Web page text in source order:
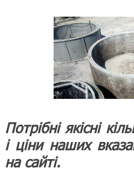
Потрібні якісні
і ціни наших
на сайті.